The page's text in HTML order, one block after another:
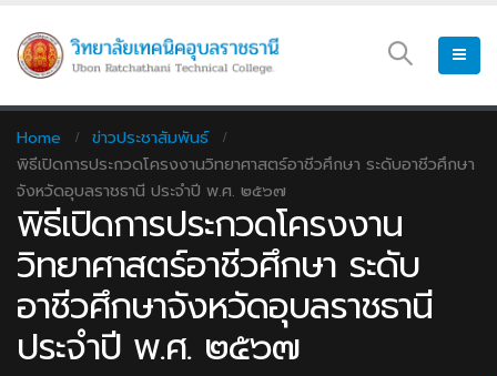
Home
ข่าวประชาสัมพันธ์
พิธีเปิดการประกวดโครงงานวิทยาศาสตร์อาชีวศึกษา ระดับอาชีวศึกษา
จังหวัดอุบลราชธานี ประจำปี พ.ศ. ๒๕๖๗
พิธีเปิดการประกวดโครงงาน
วิทยาศาสตร์อาชีวศึกษา ระดับ
อาชีวศึกษาจังหวัดอุบลราชธานี
ประจำปี พ.ศ. ๒๕๖๗